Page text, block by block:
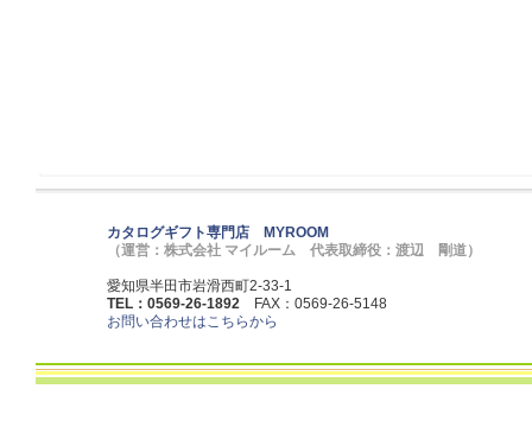
カタログギフト専門店 MYROOM
（運営：株式会社 マイルーム 代表取締役：渡辺 剛道）
愛知県半田市岩滑西町2-33-1
TEL：0569-26-1892 FAX：0569-26-5148
お問い合わせはこちらから